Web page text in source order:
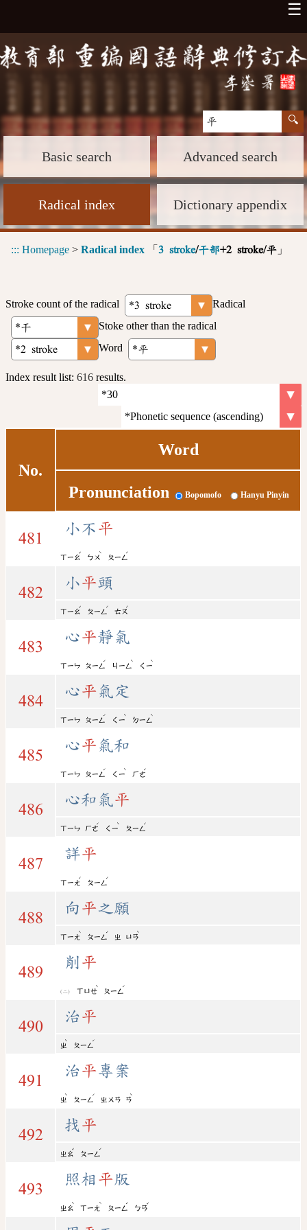
☰
Basic search Advanced search
Radical index Dictionary appendix
::: Homepage > Radical index 「 3 stroke/干部+2 stroke/平 」
Stroke count of the radical
Radical
Stoke other than the radical
Word
Index result list: 616 results.
No.
Word
Pronunciation Bopomofo Hanyu Pinyin
481
小不 平
ㄒㄧㄠ
ˇ
ㄅㄨ
ˋ
ㄆㄧㄥ
ˊ
482
小平頭
ㄒㄧㄠ
ˇ
ㄆㄧㄥ
ˊ
ㄊㄡ
ˊ
483
心平靜氣
ㄒㄧㄣ ㄆㄧㄥ
ˊ
ㄐㄧㄥ
ˋ
ㄑㄧ
ˋ
484
心平 氣定
ㄒㄧㄣ ㄆㄧㄥ
ˊ
ㄑㄧ
ˋ
ㄉㄧㄥ
ˋ
485
心平 氣和
ㄒㄧㄣ ㄆㄧㄥ
ˊ
ㄑㄧ
ˋ
ㄏㄜ
ˊ
486
心和氣平
ㄒㄧㄣ ㄏㄜ
ˊ
ㄑㄧ
ˋ
ㄆㄧㄥ
ˊ
487
詳平
ㄒㄧㄤ
ˊ
ㄆㄧㄥ
ˊ
488
向 平之願
ㄒㄧㄤ
ˋ
ㄆㄧㄥ
ˊ
ㄓ ㄩㄢ
ˋ
489
削 平
ㄒㄩㄝ
ˋ
ㄆㄧㄥ
ˊ
490
治平
ㄓ
ˋ
ㄆㄧㄥ
ˊ
491
治平專案
ㄓ
ˋ
ㄆㄧㄥ
ˊ
ㄓㄨㄢ ㄢ
ˋ
492
找 平
ㄓㄠ
ˇ
ㄆㄧㄥ
ˊ
493
照相 平版
ㄓㄠ
ˋ
ㄒㄧㄤ
ˋ
ㄆㄧㄥ
ˊ
ㄅㄢ
ˇ